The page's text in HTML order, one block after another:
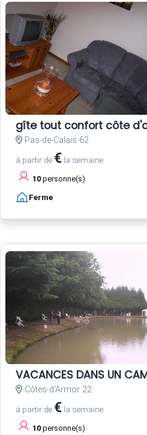
gîte tout confort côte
Pas-de-Calais 62
à partir de € la semaine
10 personne(s)
Ferme
VACANCES DANS UN
Côtes-d'Armor 22
à partir de € la semaine
10 personne(s)